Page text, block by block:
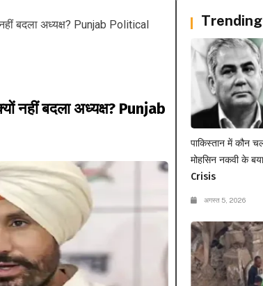
बदला अध्यक्ष? Punjab Political
नहीं बदला अध्यक्ष? Punjab
पाकिस्तान में कौन
मोहसिन नकवी के
Crisis
अगस्त 5, 2026